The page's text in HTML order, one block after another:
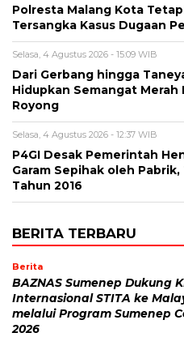
Polresta Malang Kota
Tersangka Kasus Dugaan
Selasa, 4 Agustus 2026 - 15:09 WIB
Dari Gerbang hingga
Hidupkan Semangat
Royong
Selasa, 4 Agustus 2026 - 12:37 WIB
P4GI Desak Pemerintah
Garam Sepihak oleh
Tahun 2016
BERITA TERBARU
Berita
BAZNAS Sumenep Dukung
Internasional STITA ke
melalui Program Sumenep
2026